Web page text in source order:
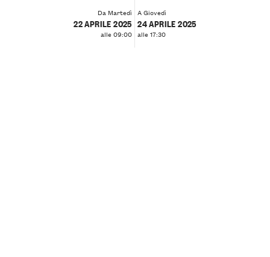
Da Martedì
22 APRILE 2025
alle 09:00
A Giovedì
24 APRILE 2025
alle 17:30